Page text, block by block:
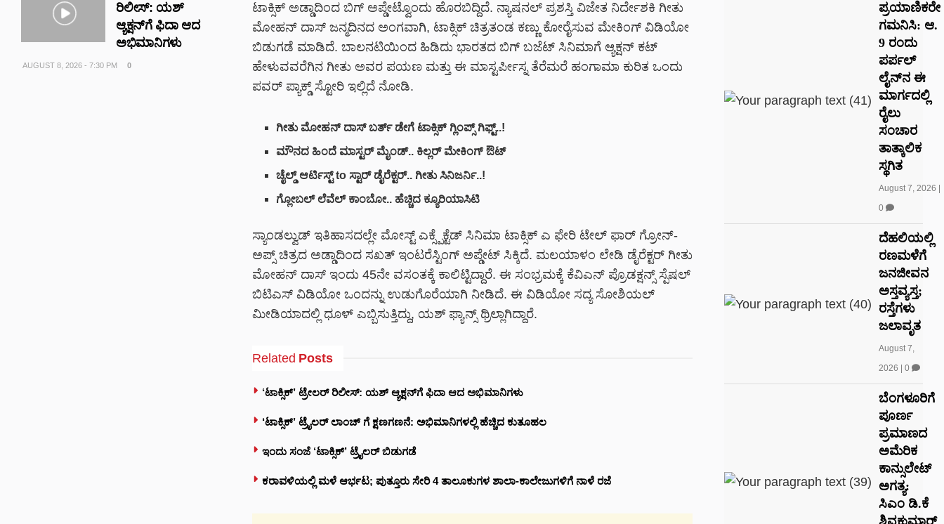
ಟಾಕ್ಸಿಕ್ ಅಡ್ಡಾದಿಂದ ಬಿಗ್ ಅಪ್ಡೇಟ್ವೊಂದು ಹೊರಬಿದ್ದಿದೆ. ನ್ಯಾಷನಲ್ ಪ್ರಶಸ್ತಿ ವಿಜೇತ ನಿರ್ದೇಶಕಿ ಗೀತು
ಮೋಹನ್ ದಾಸ್ ಜನ್ಮದಿನದ ಅಂಗವಾಗಿ, ಟಾಕ್ಸಿಕ್ ಚಿತ್ರತಂಡ ಕಣ್ಣು ಕೋರೈಸುವ ಮೇಕಿಂಗ್ ವಿಡಿಯೋ
ಬಿಡುಗಡೆ ಮಾಡಿದೆ. ಬಾಲನಟಿಯಿಂದ ಹಿಡಿದು ಭಾರತದ ಬಿಗ್ ಬಜೆಟ್ ಸಿನಿಮಾಗೆ ಆ್ಯಕ್ಷನ್ ಕಟ್
ಹೇಳುವವರೆಗಿನ ಗೀತು ಅವರ ಪಯಣ ಮತ್ತು ಈ ಮಾಸ್ಟರ್ಪೀಸ್ನ ತೆರೆಮರೆ ಹಂಗಾಮಾ ಕುರಿತ ಒಂದು
ಪವರ್ ಪ್ಯಾಕ್ಡ್ ಸ್ಟೋರಿ ಇಲ್ಲಿದೆ ನೋಡಿ.
ಗೀತು ಮೋಹನ್ ದಾಸ್ ಬರ್ತ್ ಡೇಗೆ ಟಾಕ್ಸಿಕ್ ಗ್ಲಿಂಪ್ಸ್ ಗಿಫ್ಟ್..!
ಮೌನದ ಹಿಂದೆ ಮಾಸ್ಟರ್ ಮೈಂಡ್.. ಕಿಲ್ಲರ್ ಮೇಕಿಂಗ್ ಔಟ್
ಚೈಲ್ಡ್ ಆರ್ಟಿಸ್ಟ್ to ಸ್ಟಾರ್ ಡೈರೆಕ್ಟರ್.. ಗೀತು ಸಿನಿಜರ್ನಿ..!
ಗ್ಲೋಬಲ್ ಲೆವೆಲ್ ಕಾಂಬೋ.. ಹೆಚ್ಚಿದ ಕ್ಯೂರಿಯಾಸಿಟಿ
ಸ್ಯಾಂಡಲ್ವುಡ್ ಇತಿಹಾಸದಲ್ಲೇ ಮೋಸ್ಟ್ ಎಕ್ಸ್ಪೆಕ್ಟೆಡ್ ಸಿನಿಮಾ ಟಾಕ್ಸಿಕ್ ಎ ಫೇರಿ ಟೇಲ್ ಫಾರ್ ಗ್ರೋನ್-
ಅಪ್ಸ್ ಚಿತ್ರದ ಅಡ್ಡಾದಿಂದ ಸಖತ್ ಇಂಟರೆಸ್ಟಿಂಗ್ ಅಪ್ಡೇಟ್ ಸಿಕ್ಕಿದೆ. ಮಲಯಾಳಂ ಲೇಡಿ ಡೈರೆಕ್ಟರ್ ಗೀತು
ಮೋಹನ್ ದಾಸ್ ಇಂದು 45ನೇ ವಸಂತಕ್ಕೆ ಕಾಲಿಟ್ಟಿದ್ದಾರೆ. ಈ ಸಂಭ್ರಮಕ್ಕೆ ಕೆವಿಎನ್ ಪ್ರೊಡಕ್ಷನ್ಸ್ ಸ್ಪೆಷಲ್
ಬಿಟಿಎಸ್ ವಿಡಿಯೋ ಒಂದನ್ನು ಉಡುಗೊರೆಯಾಗಿ ನೀಡಿದೆ. ಈ ವಿಡಿಯೋ ಸದ್ಯ ಸೋಶಿಯಲ್
ಮೀಡಿಯಾದಲ್ಲಿ ಧೂಳ್ ಎಬ್ಬಿಸುತ್ತಿದ್ದು, ಯಶ್ ಫ್ಯಾನ್ಸ್ ಥ್ರಿಲ್ಲಾಗಿದ್ದಾರೆ.
Related Posts
‘ಟಾಕ್ಸಿಕ್’ ಟ್ರೇಲರ್ ರಿಲೀಸ್: ಯಶ್‌ ಆ್ಯಕ್ಷನ್‌ಗೆ ಫಿದಾ ಆದ ಅಭಿಮಾನಿಗಳು
‘ಟಾಕ್ಸಿಕ್’ ಟ್ರೈಲರ್‌ ಲಾಂಚ್ ಗೆ ಕ್ಷಣಗಣನೆ: ಅಭಿಮಾನಿಗಳಲ್ಲಿ ಹೆಚ್ಚಿದ ಕುತೂಹಲ
ಇಂದು ಸಂಜೆ ‘ಟಾಕ್ಸಿಕ್’ ಟ್ರೈಲರ್ ಬಿಡುಗಡೆ
ಕರಾವಳಿಯಲ್ಲಿ ಮಳೆ ಆರ್ಭಟ; ಪುತ್ತೂರು ಸೇರಿ 4 ತಾಲೂಕುಗಳ ಶಾಲಾ-ಕಾಲೇಜುಗಳಿಗೆ ನಾಳೆ ರಜೆ
ರಿಲೀಸ್: ಯಶ್‌
ಆ್ಯಕ್ಷನ್‌ಗೆ ಫಿದಾ ಆದ
ಅಭಿಮಾನಿಗಳು
AUGUST 8, 2026 - 7:30 PM 0
ಪ್ರಯಾಣಿಕರೇ
ಗಮನಿಸಿ: ಆ.
9 ರಂದು
ಪರ್ಪಲ್
ಲೈನ್‌ನ ಈ
ಮಾರ್ಗದಲ್ಲಿ
ರೈಲು
ಸಂಚಾರ
ತಾತ್ಕಾಲಿಕ
ಸ್ಥಗಿತ
August 7, 2026
0
ದೆಹಲಿಯಲ್ಲಿ
ರಣಮಳೆಗೆ
ಜನಜೀವನ
ಅಸ್ತವ್ಯಸ್ತ;
ರಸ್ತೆಗಳು
ಜಲಾವೃತ
August 7,
2026
0
ಬೆಂಗಳೂರಿಗೆ
ಪೂರ್ಣ
ಪ್ರಮಾಣದ
ಅಮೆರಿಕ
ಕಾನ್ಸುಲೇಟ್
ಅಗತ್ಯ:
ಸಿಎಂ ಡಿ.ಕೆ
ಶಿವಕುಮಾರ್